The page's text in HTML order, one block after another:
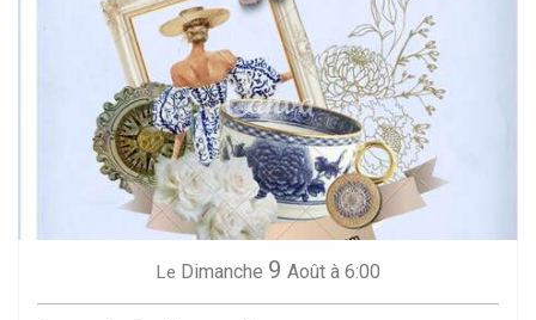
Le Dimanche 9 Août à 6:00